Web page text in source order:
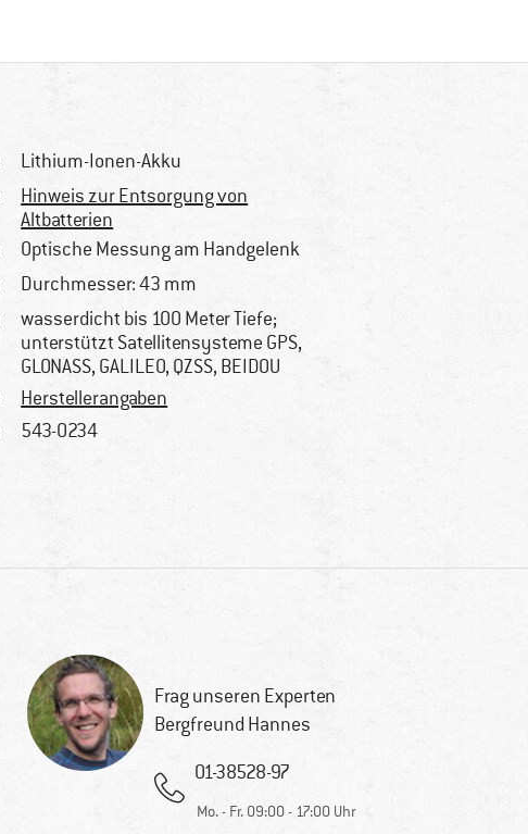
Lithium-Ionen-Akku
Hinweis zur Entsorgung von
Altbatterien
Optische Messung am Handgelenk
Durchmesser: 43 mm
wasserdicht bis 100 Meter Tiefe;
unterstützt Satellitensysteme GPS,
GLONASS, GALILEO, QZSS, BEIDOU
Herstellerangaben
543-0234
Frag unseren Experten
Bergfreund Hannes
01-38528-97
Mo. - Fr. 09:00 - 17:00 Uhr